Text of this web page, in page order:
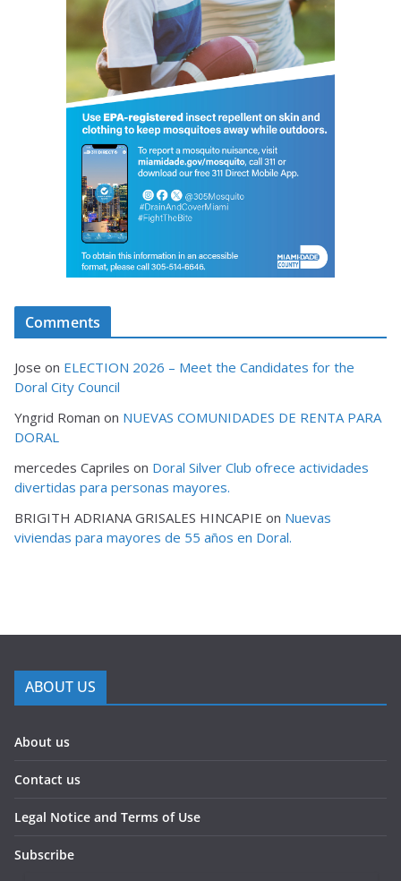
Comments
Jose on ELECTION 2026 – Meet the Candidates for the
Doral City Council
Yngrid Roman on NUEVAS COMUNIDADES DE RENTA PARA
DORAL
mercedes Capriles on Doral Silver Club ofrece actividades
divertidas para personas mayores.
BRIGITH ADRIANA GRISALES HINCAPIE on Nuevas
viviendas para mayores de 55 años en Doral.
ABOUT US
About us
Contact us
Legal Notice and Terms of Use
Subscribe